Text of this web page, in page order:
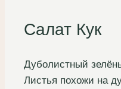
Салат Кук
Дуболистный
Листья похожи на